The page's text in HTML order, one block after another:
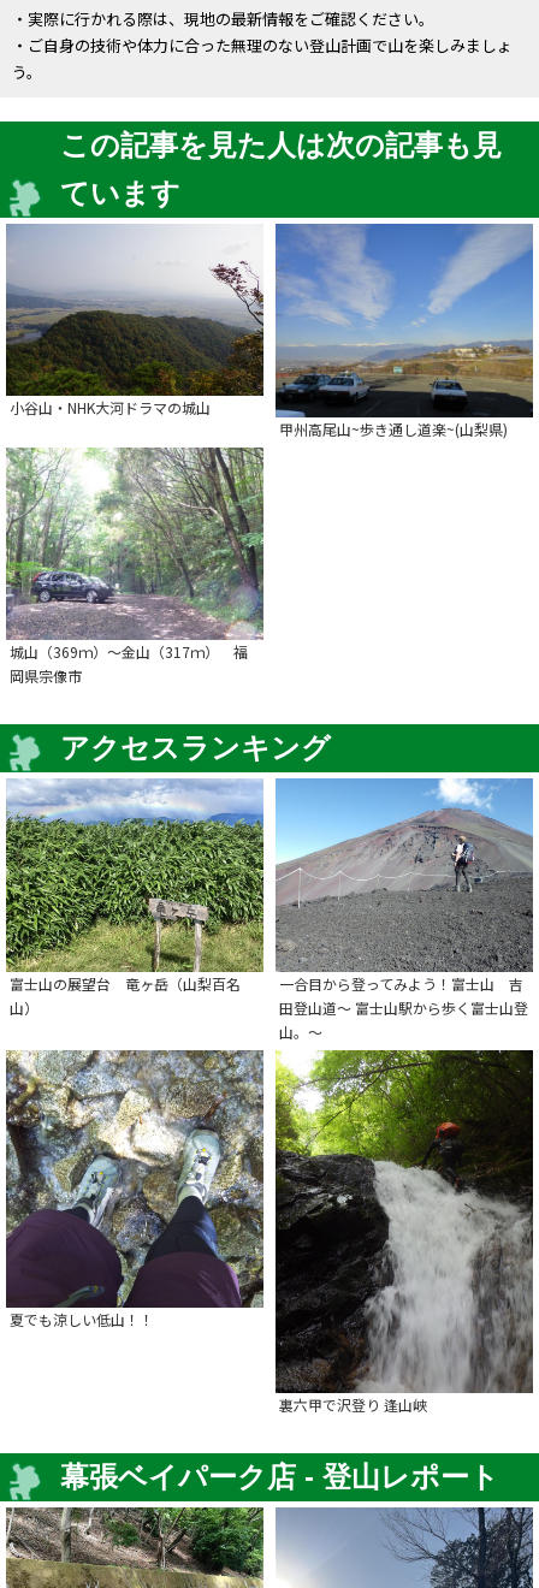
・実際に行かれる際は、現地の最新情報をご確認ください。
・ご自身の技術や体力に合った無理のない登山計画で山を楽しみましょ
う。
この記事を見た人は次の記事も見
ています
小谷山・NHK大河ドラマの城山
甲州高尾山~歩き通し道楽~(山梨県)
城山（369ｍ）～金山（317ｍ） 福
岡県宗像市
アクセスランキング
富士山の展望台 竜ヶ岳（山梨百名
山）
一合目から登ってみよう！富士山 吉
田登山道～ 富士山駅から歩く富士山登
山。～
夏でも涼しい低山！！
裏六甲で沢登り 逢山峡
幕張ベイパーク店 - 登山レポート